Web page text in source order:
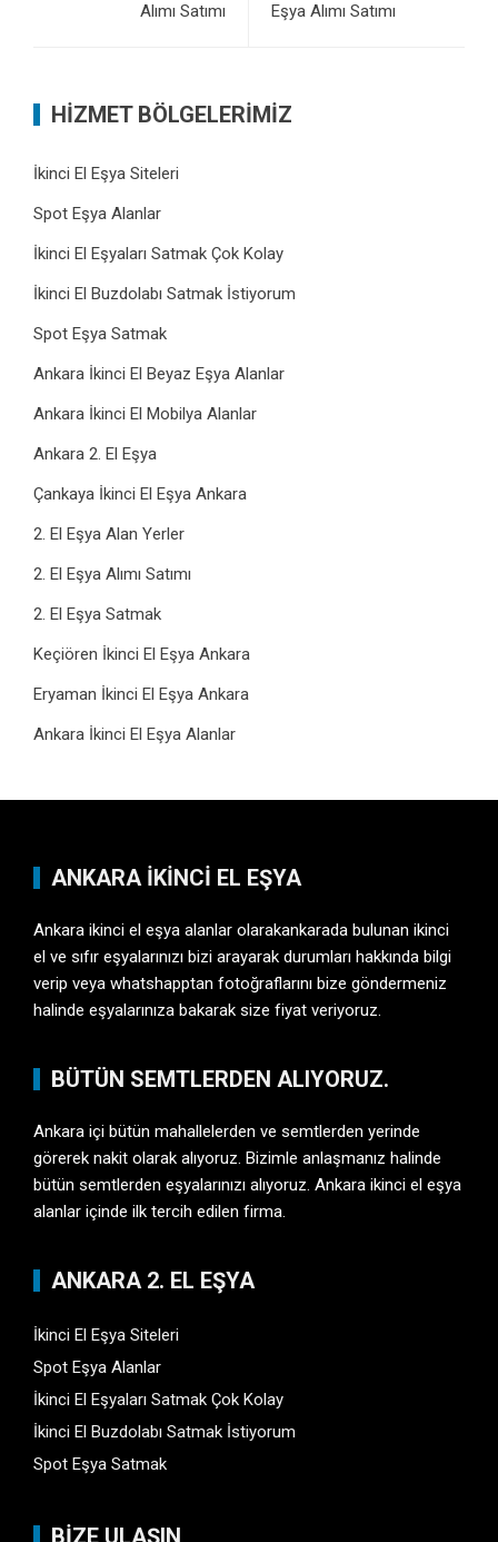
Alımı Satımı
Eşya Alımı Satımı
HİZMET BÖLGELERİMİZ
İkinci El Eşya Siteleri
Spot Eşya Alanlar
İkinci El Eşyaları Satmak Çok Kolay
İkinci El Buzdolabı Satmak İstiyorum
Spot Eşya Satmak
Ankara İkinci El Beyaz Eşya Alanlar
Ankara İkinci El Mobilya Alanlar
Ankara 2. El Eşya
Çankaya İkinci El Eşya Ankara
2. El Eşya Alan Yerler
2. El Eşya Alımı Satımı
2. El Eşya Satmak
Keçiören İkinci El Eşya Ankara
Eryaman İkinci El Eşya Ankara
Ankara İkinci El Eşya Alanlar
ANKARA İKINCI EL EŞYA
Ankara ikinci el eşya alanlar olarakankarada bulunan ikinci
el ve sıfır eşyalarınızı bizi arayarak durumları hakkında bilgi
verip veya whatshapptan fotoğraflarını bize göndermeniz
halinde eşyalarınıza bakarak size fiyat veriyoruz.
BÜTÜN SEMTLERDEN ALIYORUZ.
Ankara içi bütün mahallelerden ve semtlerden yerinde
görerek nakit olarak alıyoruz. Bizimle anlaşmanız halinde
bütün semtlerden eşyalarınızı alıyoruz. Ankara ikinci el eşya
alanlar içinde ilk tercih edilen firma.
ANKARA 2. EL EŞYA
İkinci El Eşya Siteleri
Spot Eşya Alanlar
İkinci El Eşyaları Satmak Çok Kolay
İkinci El Buzdolabı Satmak İstiyorum
Spot Eşya Satmak
BİZE ULAŞIN